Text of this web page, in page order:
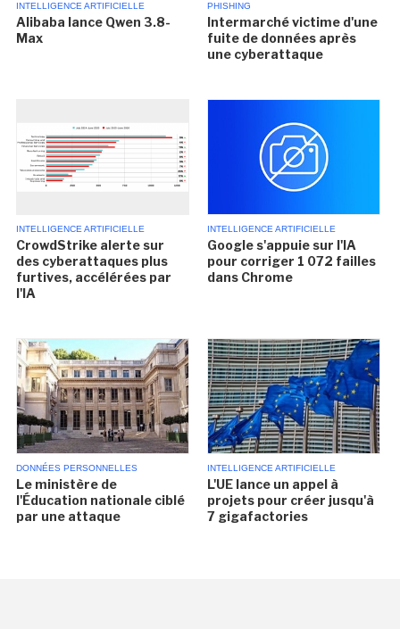
INTELLIGENCE ARTIFICIELLE
Alibaba lance Qwen 3.8-
Max
PHISHING
Intermarché victime d'une
fuite de données après
une cyberattaque
INTELLIGENCE ARTIFICIELLE
CrowdStrike alerte sur
des cyberattaques plus
furtives, accélérées par
l'IA
INTELLIGENCE ARTIFICIELLE
Google s'appuie sur l'IA
pour corriger 1 072 failles
dans Chrome
DONNÉES PERSONNELLES
Le ministère de
l'Éducation nationale ciblé
par une attaque
INTELLIGENCE ARTIFICIELLE
L'UE lance un appel à
projets pour créer jusqu'à
7 gigafactories